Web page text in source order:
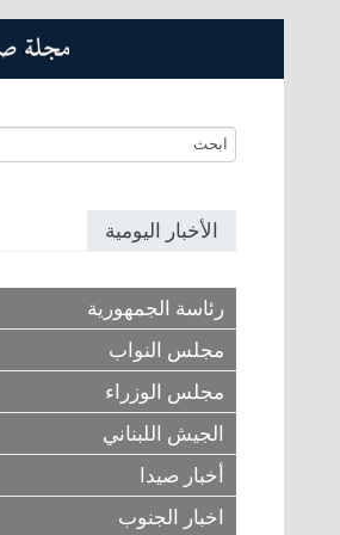
الأخبار اليومية
رئاسة الجمهورية
مجلس النواب
مجلس الوزراء
الجيش اللبناني
أخبار صيدا
اخبار الجنوب